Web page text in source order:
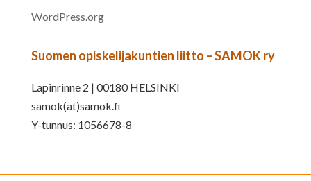
WordPress.org
Suomen opiskelijakuntien liitto – SAMOK ry
Lapinrinne 2 | 00180 HELSINKI
samok(at)samok.fi
Y-tunnus: 1056678-8